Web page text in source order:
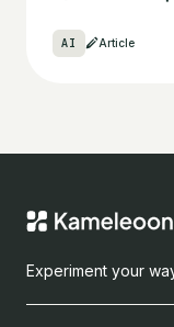
AI Article
Experiment your